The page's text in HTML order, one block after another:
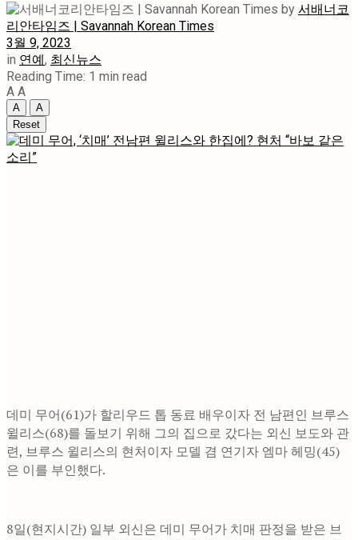
by 서배너코
리안타임즈 | Savannah Korean Times
3월 9, 2023
in 연예, 최신뉴스
Reading Time: 1 min read
A A
A
A
Reset
데미 무어(61)가 할리우드 톱 동료 배우이자 전 남편인 브루스
윌리스(68)를 돌보기 위해 그의 집으로 갔다는 외신 보도와 관
련, 브루스 윌리스의 현처이자 모델 겸 연기자 엠마 헤밍(45)
은 이를 부인했다.
8일(현지시간) 일부 외신은 데미 무어가 치매 판정을 받은 브